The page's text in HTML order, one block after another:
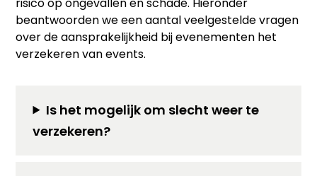
risico op ongevallen en schade. Hieronder
beantwoorden we een aantal veelgestelde vragen
over de aansprakelijkheid bij evenementen het
verzekeren van events.
Is het mogelijk om slecht weer te
verzekeren?